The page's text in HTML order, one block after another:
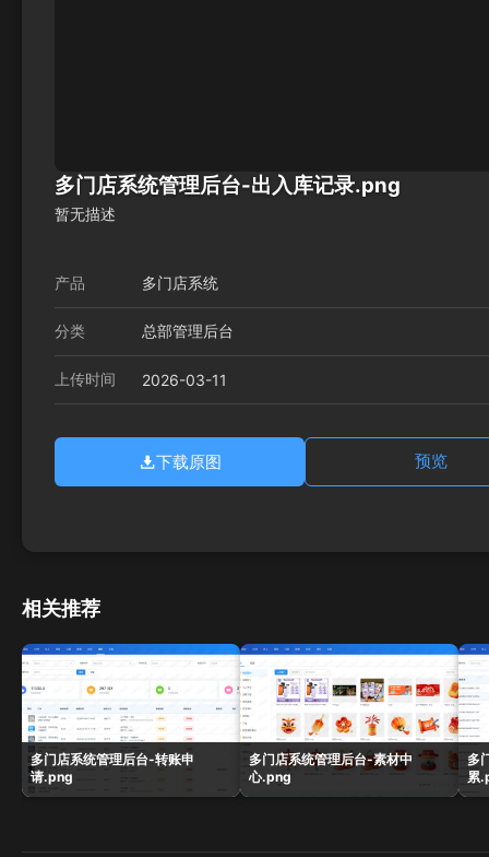
多门店系统管理后台-出入库记录.png
暂无描述
产品 多门店系统
分类 总部管理后台
上传时间 2026-03-11
下载原图 预览
相关推荐
多门店系统管理后台-转账申
请.png
多门店系统管理后台-素材中
心.png
多
累